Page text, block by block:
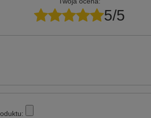
5/5